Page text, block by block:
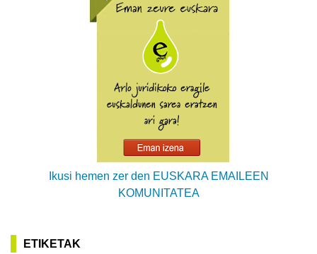
Ikusi hemen zer den EUSKARA EMAILEEN
KOMUNITATEA
ETIKETAK